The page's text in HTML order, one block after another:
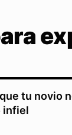
tu novio
infiel